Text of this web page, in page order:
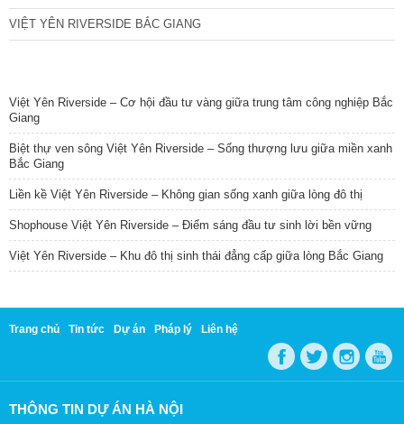
VIỆT YÊN RIVERSIDE BẮC GIANG
Việt Yên Riverside – Cơ hội đầu tư vàng giữa trung tâm công nghiệp Bắc
Giang
Biệt thự ven sông Việt Yên Riverside – Sống thượng lưu giữa miền xanh
Bắc Giang
Liền kề Việt Yên Riverside – Không gian sống xanh giữa lòng đô thị
Shophouse Việt Yên Riverside – Điểm sáng đầu tư sinh lời bền vững
Việt Yên Riverside – Khu đô thị sinh thái đẳng cấp giữa lòng Bắc Giang
Trang chủ Tin tức Dự án Pháp lý Liên hệ
THÔNG TIN DỰ ÁN HÀ NỘI